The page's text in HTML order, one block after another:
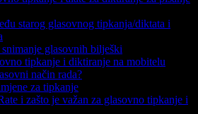
starog glasovnog tipkanja/diktata i
glasovnih bilješki
tipkanje i diktiranje na mobitelu
način rada?
za tipkanje
i zašto je važan za glasovno tipkanje i